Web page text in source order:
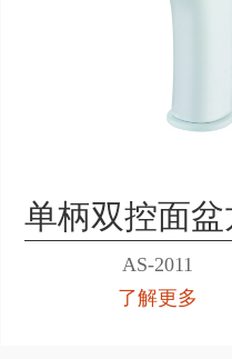
单柄双控面盆
AS-2011
了解更多